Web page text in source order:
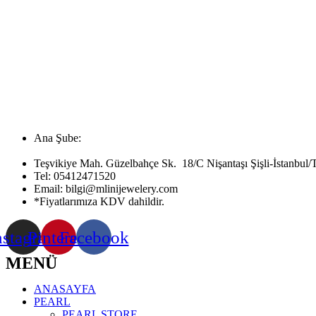
Ana Şube:
Teşvikiye Mah. Güzelbahçe Sk. 18/C Nişantaşı Şişli-İstanbul/
Tel: 05412471520
Email: bilgi@mlinijewelery.com
*Fiyatlarımıza KDV dahildir.
PinterestFacebook
MENÜ
ANASAYFA
PEARL